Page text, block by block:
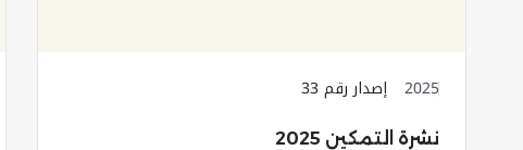
2025 إصدار رقم 33
نشرة التمكين 2025